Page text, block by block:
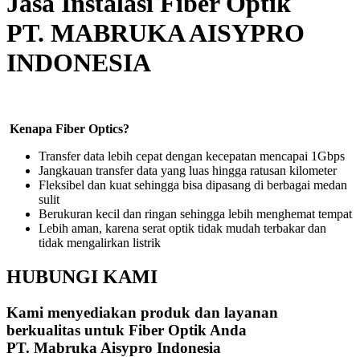
PT. MABRUKA AISYPRO
INDONESIA
Kenapa Fiber Optics?
Transfer data lebih cepat dengan kecepatan mencapai 1Gbps
Jangkauan transfer data yang luas hingga ratusan kilometer
Fleksibel dan kuat sehingga bisa dipasang di berbagai medan
sulit
Berukuran kecil dan ringan sehingga lebih menghemat tempat
Lebih aman, karena serat optik tidak mudah terbakar dan
tidak mengalirkan listrik
HUBUNGI KAMI
Kami menyediakan produk dan layanan
berkualitas untuk Fiber Optik Anda
PT. Mabruka Aisypro Indonesia